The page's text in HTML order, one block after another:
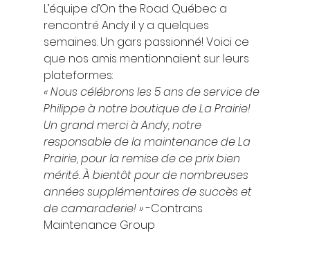
L’équipe d’On the Road Québec a
rencontré Andy il y a quelques
semaines. Un gars passionné! Voici ce
que nos amis mentionnaient sur leurs
plateformes:
« Nous célébrons les 5 ans de service de
Philippe à notre boutique de La Prairie!
Un grand merci à Andy, notre
responsable de la maintenance de La
Prairie, pour la remise de ce prix bien
mérité. À bientôt pour de nombreuses
années supplémentaires de succès et
de camaraderie! » -Contrans
Maintenance Group